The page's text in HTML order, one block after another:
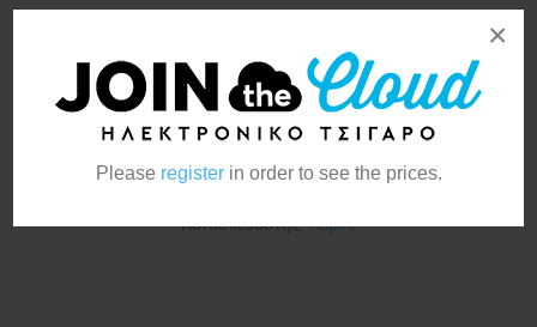
Please registerin order to see the prices.
×
Aspire TG Pod DTE Edition
Coil 1.0ohm 2ml
Κατασκευαστής: Aspire